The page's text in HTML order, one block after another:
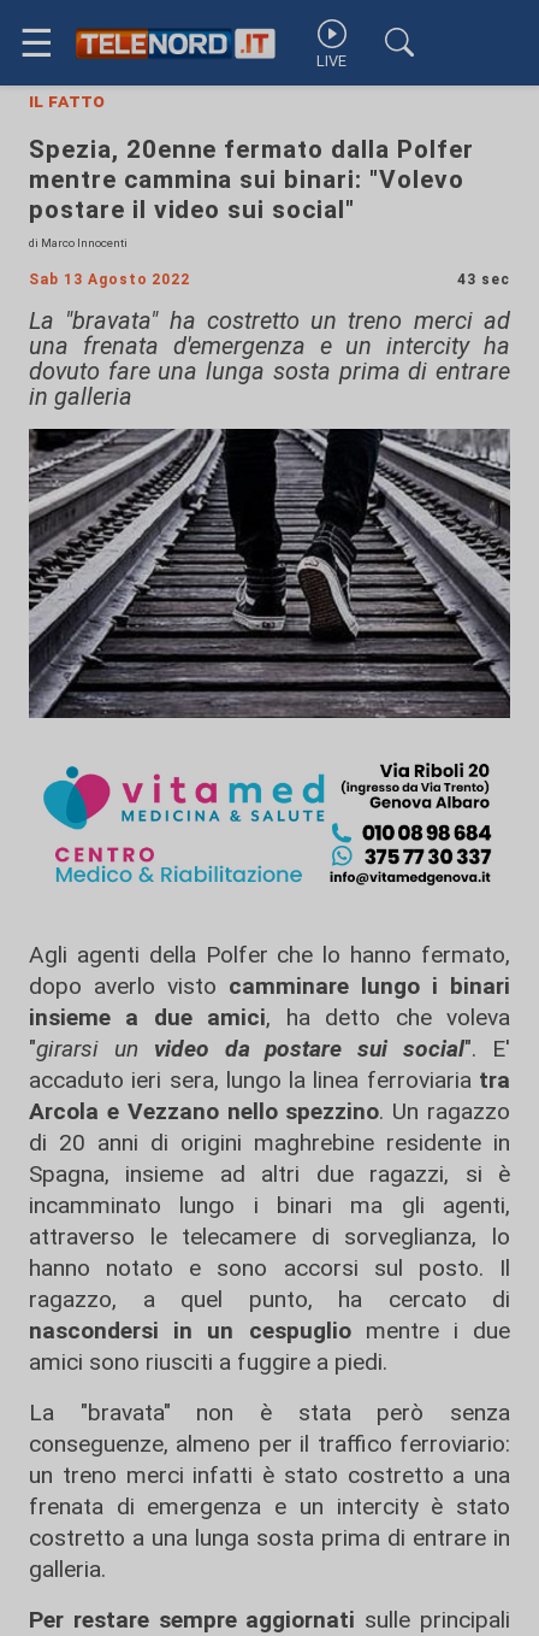
☰ LIVE
il fatto
Spezia, 20enne fermato dalla Polfer
mentre cammina sui binari: "Volevo
postare il video sui social"
di Marco Innocenti
Sab 13 Agosto 2022 43 sec
La "bravata" ha costretto un treno merci ad
una frenata d'emergenza e un intercity ha
dovuto fare una lunga sosta prima di entrare
in galleria
Agli agenti della Polfer che lo hanno fermato,
dopo averlo visto camminare lungo i binari
insieme a due amici, ha detto che voleva
"girarsi un video da postare sui social". E'
accaduto ieri sera, lungo la linea ferroviariatra
Arcola e Vezzano nello spezzino. Un ragazzo
di 20 anni di origini maghrebine residente in
Spagna, insieme ad altri due ragazzi, si è
incamminato lungo i binari ma gli agenti,
attraverso le telecamere di sorveglianza, lo
hanno notato e sono accorsi sul posto. Il
ragazzo, a quel punto, ha cercato di
nascondersi in un cespugliomentre i due
amici sono riusciti a fuggire a piedi.
La "bravata" non è stata però senza
conseguenze, almeno per il traffico ferroviario:
un treno merci infatti è stato costretto a una
frenata di emergenza e un intercity è stato
costretto a una lunga sosta prima di entrare in
galleria.
Per restare sempre aggiornati sulle principali